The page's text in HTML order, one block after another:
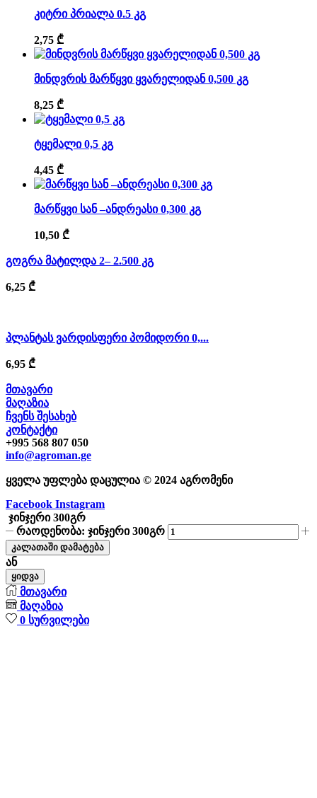
კიტრი პრიალა 0.5 კგ
2,75 ₾
მინდვრის მარწყვი ყვარელიდან 0,500 კგ
8,25 ₾
ტყემალი 0,5 კგ
4,45 ₾
მარწყვი სან –ანდრეასი 0,300 კგ
10,50 ₾
გოგრა მატილდა 2– 2.500 კგ
6,25 ₾
პლანტას ვარდისფერი პომიდორი 0,...
6,95 ₾
მთავარი
მაღაზია
ჩვენს შესახებ
კონტაქტი
+995 568 807 050
info@agroman.ge
ყველა უფლება დაცულია © 2024 აგრომენი
Facebook Instagram
ჯინჯერი 300გრ
რაოდენობა: ჯინჯერი 300გრ
კალათაში დამატება
ან
ყიდვა
მთავარი
მაღაზია
0 სურვილები